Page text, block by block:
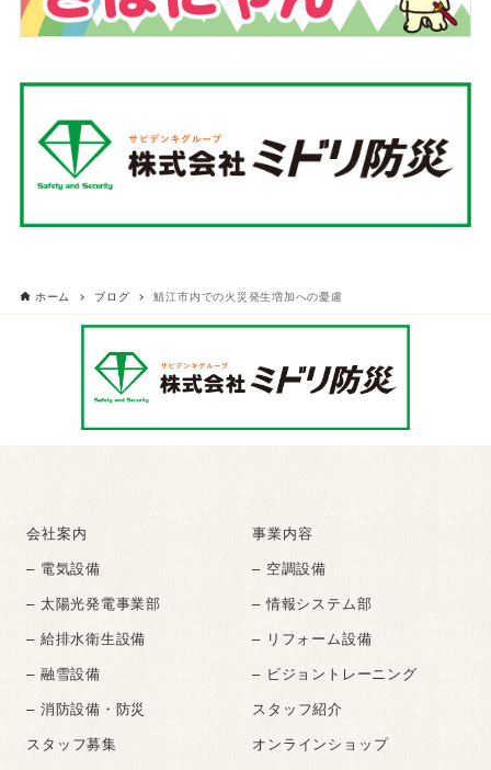
ホーム ブログ 鯖江市内での火災発生増加への憂慮
会社案内
事業内容
– 電気設備
– 空調設備
– 太陽光発電事業部
– 情報システム部
– 給排水衛生設備
– リフォーム設備
– 融雪設備
– ビジョントレーニング
– 消防設備・防災
スタッフ紹介
スタッフ募集
オンラインショップ